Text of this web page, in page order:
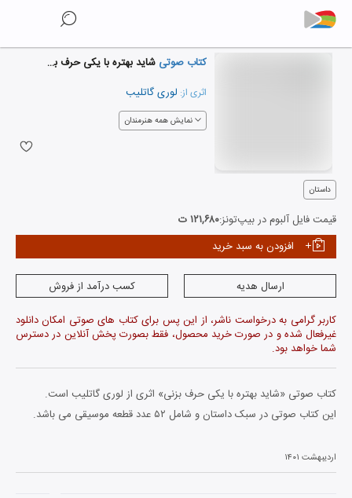
کتاب صوتی شاید بهتره با یکی حرف بزنی
اثری از: لوری گاتلیب
نمایش همه هنرمندان
داستان
قیمت فایل آلبوم در بیپ‌تونز:۱۲۱,۶۸۰ ت
افزودن به سبد خرید
ارسال هدیه
کسب درآمد از فروش
کاربر گرامی به درخواست ناشر، از این پس برای کتاب های صوتی امکان دانلود
غیرفعال شده و در صورت خرید محصول، فقط بصورت پخش آنلاین در دسترس
شما خواهد بود.
کتاب صوتی «شاید بهتره با یکی حرف بزنی» اثری از لوری گاتلیب است.
این کتاب صوتی در سبک داستان و شامل ۵۲ عدد قطعه موسیقی می باشد.
اردیبهشت ۱۴۰۱